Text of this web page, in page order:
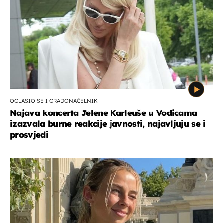
OGLASIO SE I GRADONAČELNIK
Najava koncerta Jelene Karleuše u Vodicama
izazvala burne reakcije javnosti, najavljuju se i
prosvjedi